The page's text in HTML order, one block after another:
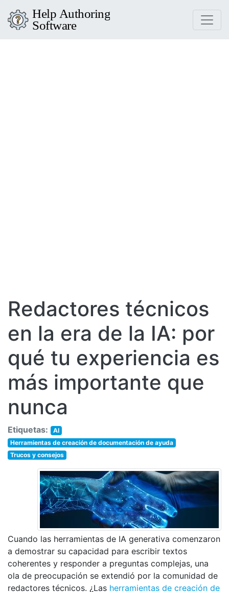
Redactores técnicos
en la era de la IA: por
qué tu experiencia es
más importante que
nunca
Etiquetas:
AI
Herramientas de creación de documentación de ayuda
Trucos y consejos
Cuando las herramientas de IA generativa comenzaron
a demostrar su capacidad para escribir textos
coherentes y responder a preguntas complejas, una
ola de preocupación se extendió por la comunidad de
redactores técnicos. ¿Las herramientas de creación de